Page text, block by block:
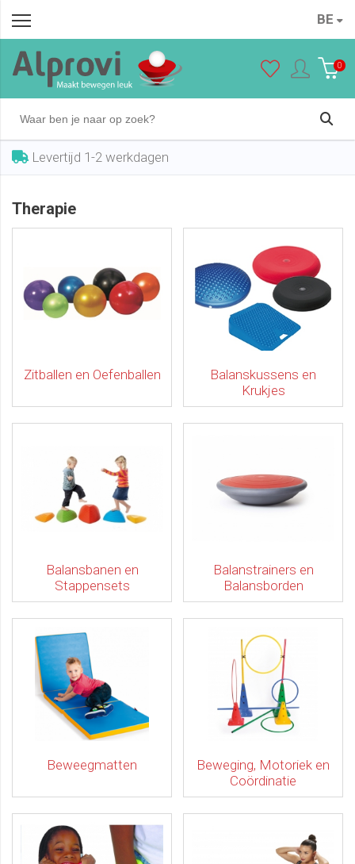
BE
0
Levertijd 1-2 werkdagen
Therapie
Zitballen en Oefenballen
Balanskussens en
Krukjes
Balansbanen en
Stappensets
Balanstrainers en
Balansborden
Beweegmatten
Beweging, Motoriek en
Coördinatie